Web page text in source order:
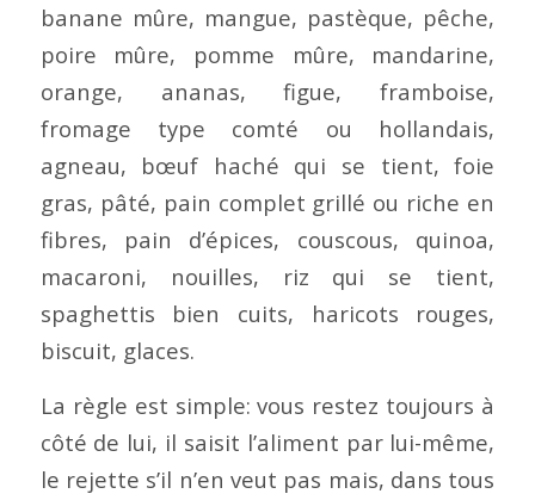
banane mûre, mangue, pastèque, pêche,
poire mûre, pomme mûre, mandarine,
orange, ananas, figue, framboise,
fromage type comté ou hollandais,
agneau, bœuf haché qui se tient, foie
gras, pâté, pain complet grillé ou riche en
fibres, pain d’épices, couscous, quinoa,
macaroni, nouilles, riz qui se tient,
spaghettis bien cuits, haricots rouges,
biscuit, glaces.
La règle est simple: vous restez toujours à
côté de lui, il saisit l’aliment par lui-même,
le rejette s’il n’en veut pas mais, dans tous